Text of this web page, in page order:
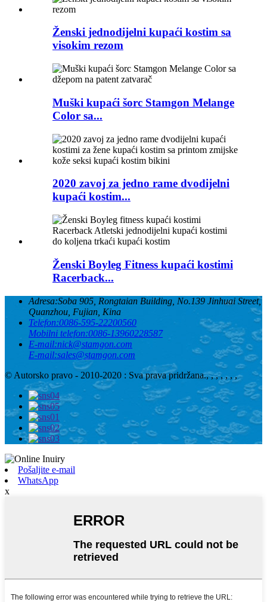
Ženski jednodijelni kupaći kostim sa
visokim rezom
Muški kupaći šorc Stamgon Melange
Color sa...
2020 zavoj za jedno rame dvodijelni
kupaći kostim...
Ženski Boyleg Fitness kupaći kostimi
Racerback...
Adresa:Soba 905, Rongtaian Building, No.139 Jinhuai Street,
Quanzhou, Fujian, Kina
Telefon:0086-595-22200560
Mobilni telefon:0086-13960228587
E-mail:nick@stamgon.com
E-mail:sales@stamgon.com
© Autorsko pravo - 2010-2020 : Sva prava pridržana., , , , , , ,
Pošaljite e-mail
WhatsApp
x